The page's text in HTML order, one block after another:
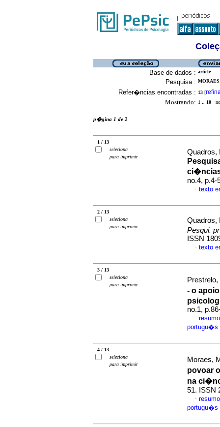
Base de dados : article
Pesquisa :
Refer�ncias encontradas : 13 [
Mostrando: 1 .. 10
p�gina 1 de 2
1 / 13
seleciona
para imprimir
Quadros,
no.4, p.4-
· texto
2 / 13
seleciona
para imprimir
Quadros,
Pesqui.
ISSN
· texto
3 / 13
seleciona
para imprimir
- o
no.1,
·
portugu�s
4 / 13
seleciona
para imprimir
Moraes,
povoar
na
51. ISSN
·
portugu�s